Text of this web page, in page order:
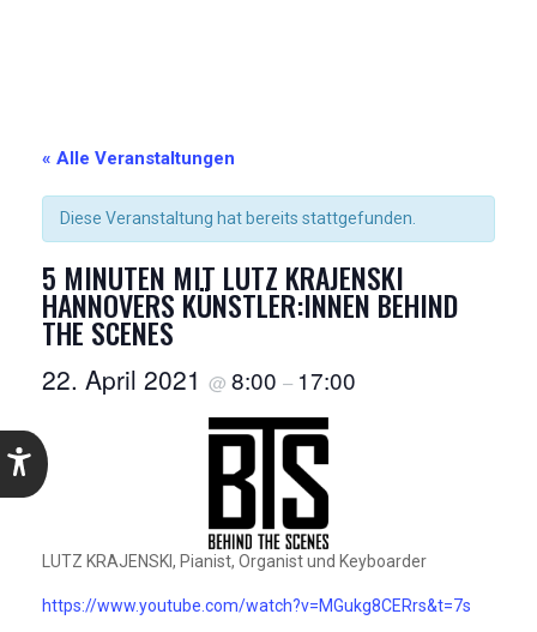
« Alle Veranstaltungen
Diese Veranstaltung hat bereits stattgefunden.
5 MINUTEN MIT LUTZ KRAJENSKI
HANNOVERS KÜNSTLER:INNEN BEHIND
THE SCENES
22. April 2021 @ 8:00 – 17:00
LUTZ KRAJENSKI, Pianist, Organist und Keyboarder
https://www.youtube.com/watch?v=MGukg8CERrs&t=7s